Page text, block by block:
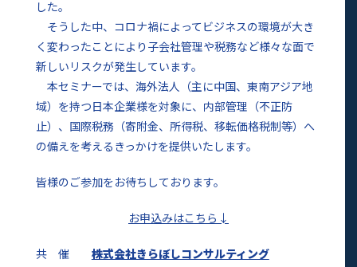
した。
そうした中、コロナ禍によってビジネスの環境が大き
く変わったことにより子会社管理や税務など様々な面で
新しいリスクが発生しています。
本セミナーでは、海外法人（主に中国、東南アジア地
域）を持つ日本企業様を対象に、内部管理（不正防
止）、国際税務（寄附金、所得税、移転価格税制等）へ
の備えを考えるきっかけを提供いたします。
皆様のご参加をお待ちしております。
お申込みはこちら↓
共 催 株式会社きらぼしコンサルティング